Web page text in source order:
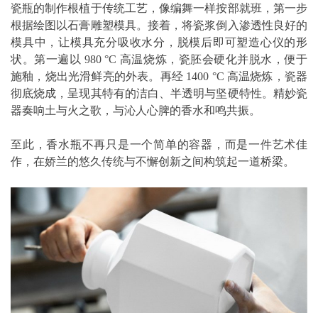
瓷瓶的制作根植于传统工艺，像编舞一样按部就班，第一步
根据绘图以石膏雕塑模具。接着，将瓷浆倒入渗透性良好的
模具中，让模具充分吸收水分，脱模后即可塑造心仪的形
状。第一遍以 980 °C 高温烧炼，瓷胚会硬化并脱水，便于
施釉，烧出光滑鲜亮的外表。再经 1400 °C 高温烧炼，瓷器
彻底烧成，呈现其特有的洁白、半透明与坚硬特性。精妙瓷
器奏响土与火之歌，与沁人心脾的香水和鸣共振。
至此，香水瓶不再只是一个简单的容器，而是一件艺术佳
作，在娇兰的悠久传统与不懈创新之间构筑起一道桥梁。